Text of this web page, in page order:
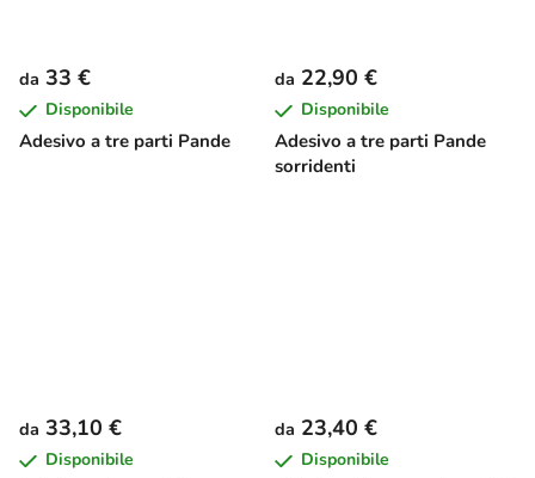
Adesivo a tre parti Pande
da 33 €
Disponibile
Adesivo a tre parti Pande
sorridenti
da 22,90 €
Disponibile
da 33,10 €
Disponibile
da 23,40 €
Disponibile